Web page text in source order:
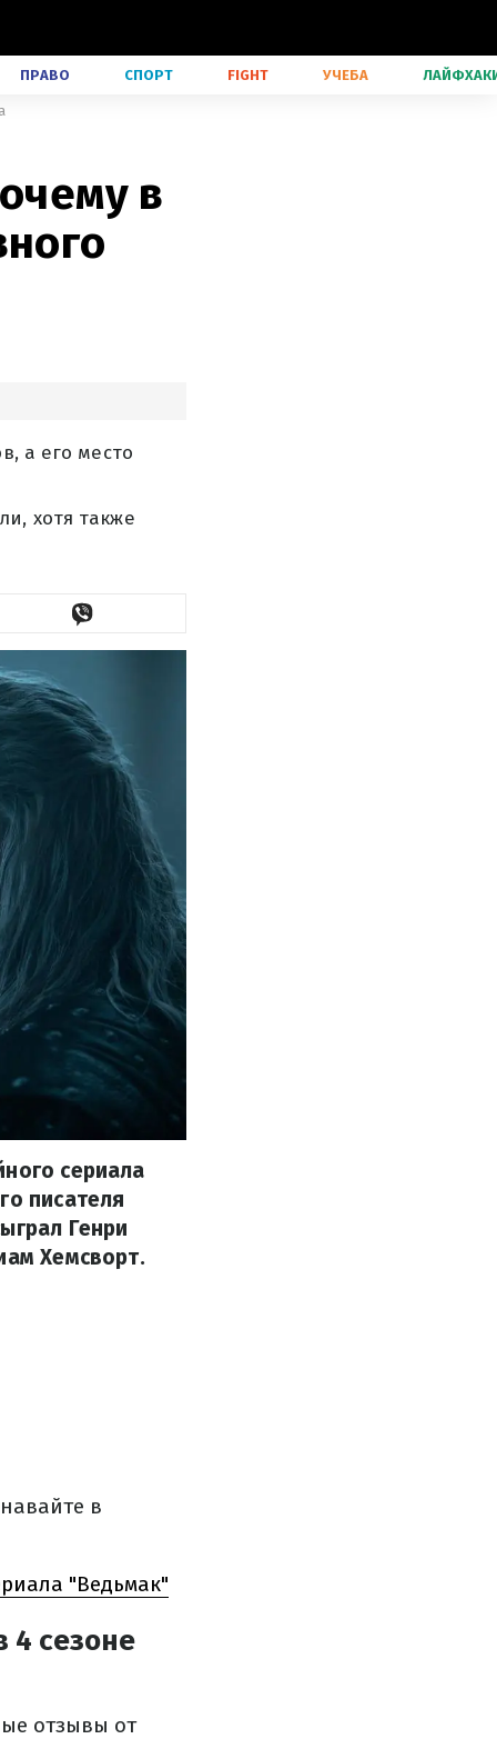
ПРАВО СПОРТ FIGHT УЧЕБА
в
а его место
хотя также
сериала
писателя
Генри
Хемсворт.
в
"Ведьмак"
4 сезоне
отзывы от